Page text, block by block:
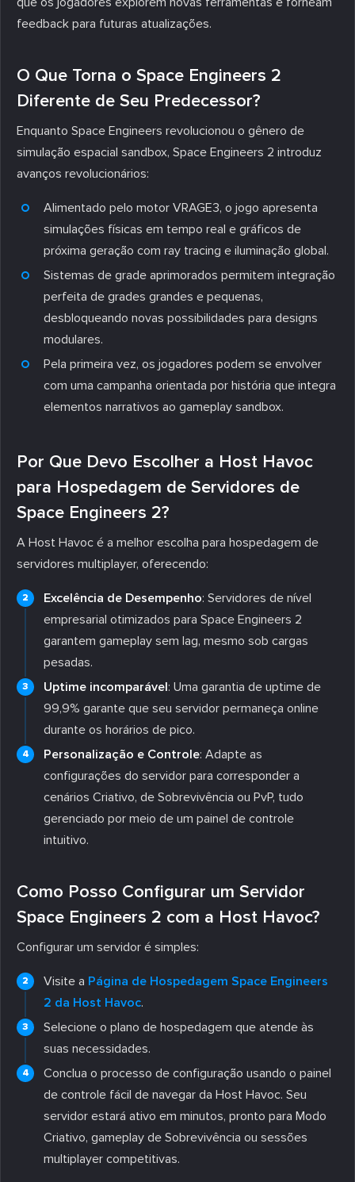
feedback para futuras atualizações.
O Que Torna o Space Engineers 2
Diferente de Seu Predecessor?
Enquanto Space Engineers revolucionou o gênero de
simulação espacial sandbox, Space Engineers 2 introduz
avanços revolucionários:
Alimentado pelo motor VRAGE3, o jogo apresenta
simulações físicas em tempo real e gráficos de
próxima geração com ray tracing e iluminação global.
Sistemas de grade aprimorados permitem integração
perfeita de grades grandes e pequenas,
desbloqueando novas possibilidades para designs
modulares.
Pela primeira vez, os jogadores podem se envolver
com uma campanha orientada por história que integra
elementos narrativos ao gameplay sandbox.
Por Que Devo Escolher a Host Havoc
para Hospedagem de Servidores de
Space Engineers 2?
A Host Havoc é a melhor escolha para hospedagem de
servidores multiplayer, oferecendo:
Excelência de Desempenho: Servidores de nível
empresarial otimizados para Space Engineers 2
garantem gameplay sem lag, mesmo sob cargas
pesadas.
Uptime incomparável: Uma garantia de uptime de
99,9% garante que seu servidor permaneça online
durante os horários de pico.
Personalização e Controle: Adapte as
configurações do servidor para corresponder a
cenários Criativo, de Sobrevivência ou PvP, tudo
gerenciado por meio de um painel de controle
intuitivo.
Como Posso Configurar um Servidor
Space Engineers 2 com a Host Havoc?
Configurar um servidor é simples:
Visite a Página de Hospedagem Space Engineers
2 da Host Havoc.
Selecione o plano de hospedagem que atende às
suas necessidades.
Conclua o processo de configuração usando o painel
de controle fácil de navegar da Host Havoc. Seu
servidor estará ativo em minutos, pronto para Modo
Criativo, gameplay de Sobrevivência ou sessões
multiplayer competitivas.